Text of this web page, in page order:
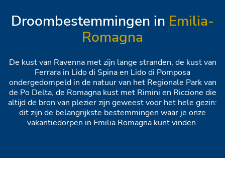
Droombestemmingen in Emilia-
Romagna
De kust van Ravenna met zijn lange stranden, de kust van
Ferrara in Lido di Spina en Lido di Pomposa
ondergedompeld in de natuur van het Regionale Park van
de Po Delta, de Romagna kust met Rimini en Riccione die
altijd de bron van plezier zijn geweest voor het hele gezin:
dit zijn de belangrijkste bestemmingen waar je onze
vakantiedorpen in Emilia Romagna kunt vinden.